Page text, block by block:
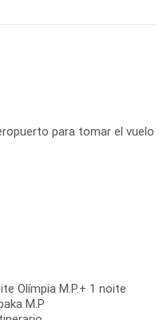
para tomar el vuelo
Olímpia M.P.+ 1 noite
M.P